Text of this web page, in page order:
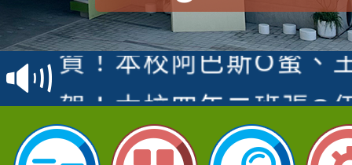
賽 洪綺君教師榮獲社
名
賀！本校阿巴斯O蜜、
倩參加桃園市科展 國
名 指導老師王老師、
賀！本校四年二班張O
園市英語競賽國小朗讀
賀！本校參加桃園市中